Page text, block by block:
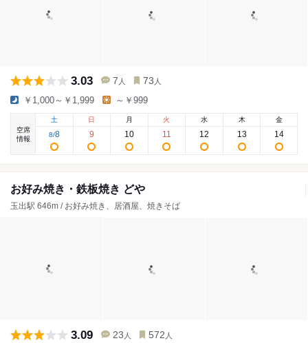
3.03 7 人 73 人
￥1,000～￥1,999 ～￥999
空席
情報
土
8/8
日
9
月
10
火
11
水
12
木
13
金
14
お好み焼き・鉄板焼き どや
玉出駅 646m / お好み焼き、居酒屋、焼きそば
3.09 23 人 572 人